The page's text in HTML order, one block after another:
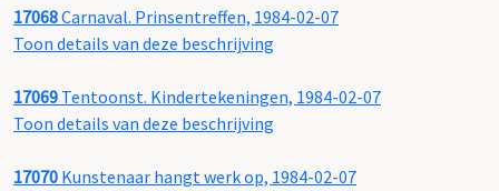
17068Carnaval. Prinsentreffen, 1984-02-07
Toon details van deze beschrijving
17069 Tentoonst. Kindertekeningen, 1984-02-07
Toon details van deze beschrijving
17070 Kunstenaar hangt werk op, 1984-02-07